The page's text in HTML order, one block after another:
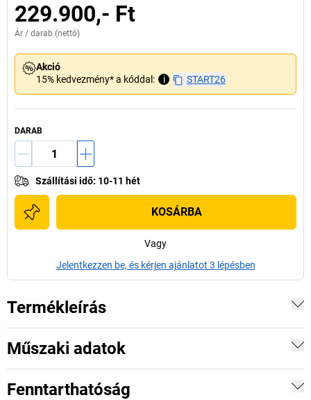
229.900,- Ft
Ár / darab (nettó)
Akció
15% kedvezmény* a kóddal:
i START26
DARAB
Szállítási idő: 10-11 hét
KOSÁRBA
Vagy
Jelentkezzen be, és kérjen ajánlatot 3 lépésben
Termékleírás
Műszaki adatok
Fenntarthatóság